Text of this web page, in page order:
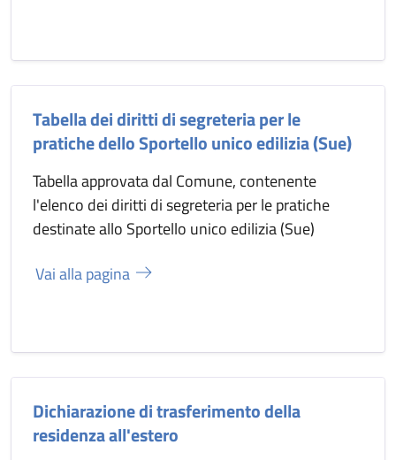
Tabella dei diritti di segreteria per le
pratiche dello Sportello unico edilizia (Sue)
Tabella approvata dal Comune, contenente
l'elenco dei diritti di segreteria per le pratiche
destinate allo Sportello unico edilizia (Sue)
Vai alla pagina
Dichiarazione di trasferimento della
residenza all'estero